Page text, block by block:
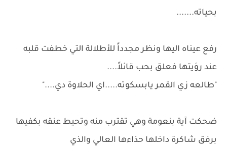
بحياته.......
رفع عيناه اليها ونظر مجدداً للأطلالة التي خطفت قلبه
عند رؤيتها فعلق بحب قائلاً....
"طالعه زي القمر يابسكوته.....اي الحلاوة دي...."
ضحكت آية بنعومة وهي تقترب منه وتحيط عنقه بكفيها
برفق شاكرة داخلها حذاءها العالي والذي